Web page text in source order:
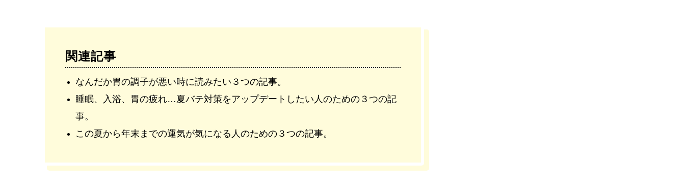
関連記事
なんだか胃の調子が悪い時に読みたい３つの記事。
睡眠、入浴、胃の疲れ…夏バテ対策をアップデートしたい人のための３つの記
事。
この夏から年末までの運気が気になる人のための３つの記事。